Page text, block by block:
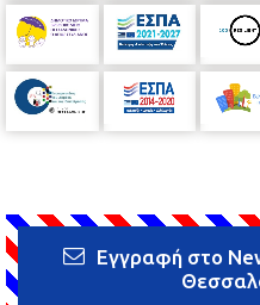
Εγγραφή στο